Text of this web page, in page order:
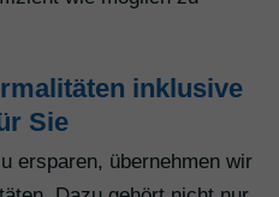
inklusive
Sie
ersparen, übernehmen wir